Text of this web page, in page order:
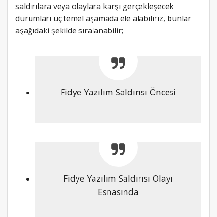
saldırılara veya olaylara karşı gerçekleşecek
durumları üç temel aşamada ele alabiliriz, bunlar
aşağıdaki şekilde sıralanabilir;
Fidye Yazılım Saldırısı Öncesi
Fidye Yazılım Saldırısı Olayı
Esnasında